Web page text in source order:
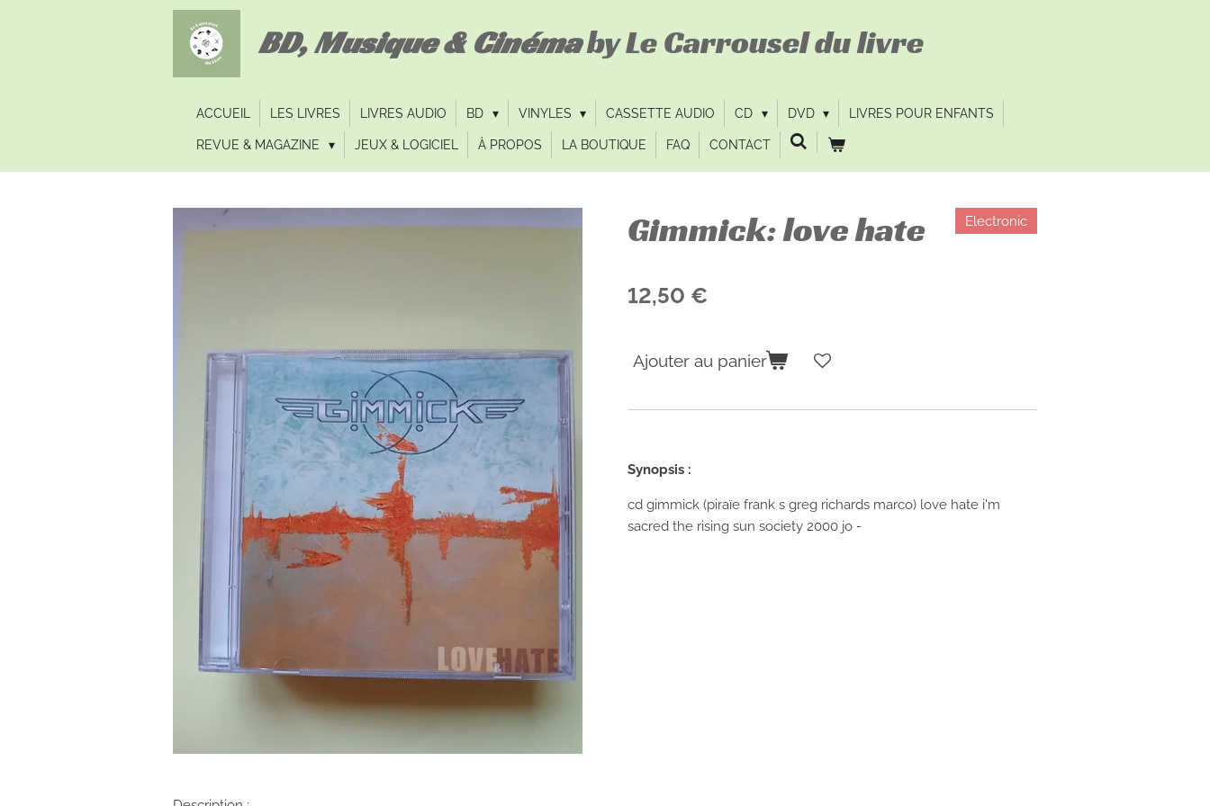
BD, Musique & Cinémaby Le Carrousel du livre
ACCUEIL LES LIVRES LIVRES AUDIO BD VINYLES CASSETTE AUDIO CD DVD LIVRES POUR ENFANTS
REVUE & MAGAZINE JEUX & LOGICIEL À PROPOS LA BOUTIQUE FAQ CONTACT
Gimmick: love hate Electronic
12,50 €
Ajouter au panier
Synopsis :
cd gimmick (piraïe frank s greg richards marco) love hate i'm
sacred the rising sun society 2000 jo -